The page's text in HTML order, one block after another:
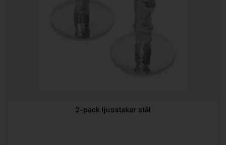
2-pack ljusstakar stål